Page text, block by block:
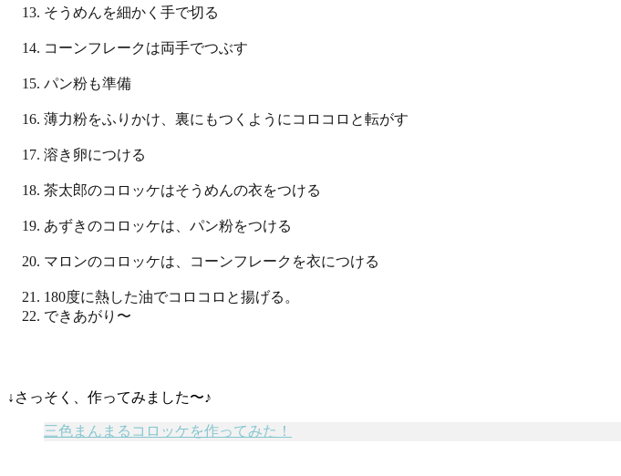
そうめんを細かく手で切る
コーンフレークは両手でつぶす
パン粉も準備
薄力粉をふりかけ、裏にもつくようにコロコロと転がす
溶き卵につける
茶太郎のコロッケはそうめんの衣をつける
あずきのコロッケは、パン粉をつける
マロンのコロッケは、コーンフレークを衣につける
180度に熱した油でコロコロと揚げる。
できあがり〜
↓さっそく、作ってみました〜♪
三色まんまるコロッケを作ってみた！